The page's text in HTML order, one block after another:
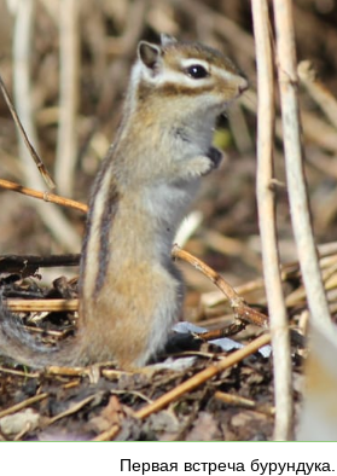
Первая встреча